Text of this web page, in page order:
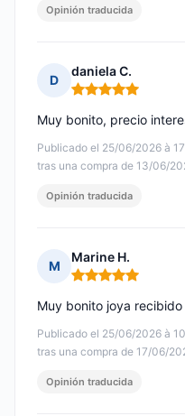
Opinión traducida
D
daniela C.
Nota: 5 de 5
Publicado el 25/06/2026 à
tras una compra de 13/06/
Muy bonito, precio
Opinión traducida
M
Marine H.
Nota: 5 de 5
Publicado el 25/06/2026 à
tras una compra de 17/06/
Muy bonito joya
Opinión traducida